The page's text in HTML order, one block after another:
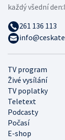
TV program
Živé vysílání
TV poplatky
Teletext
Podcasty
Počasí
E-shop
každý všední den:
261 136 113